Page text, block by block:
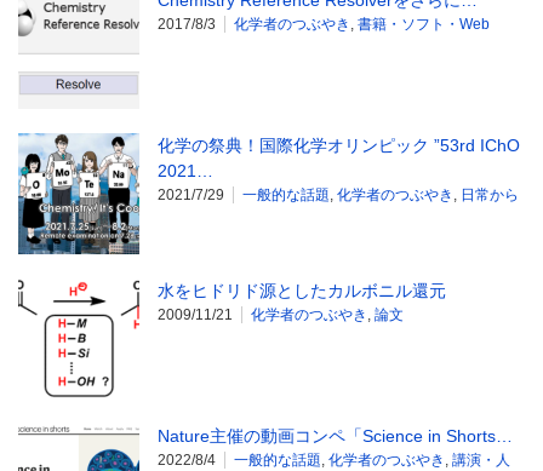
2017/8/3 化学者のつぶやき , 書籍・ソフト・Web
化学の祭典！国際化学オリンピック ”53rd IChO
2021…
2021/7/29 一般的な話題, 化学者のつぶやき , 日常から
水をヒドリド源としたカルボニル還元
2009/11/21 化学者のつぶやき , 論文
Nature主催の動画コンペ「Science in Shorts…
2022/8/4 一般的な話題, 化学者のつぶやき , 講演・人